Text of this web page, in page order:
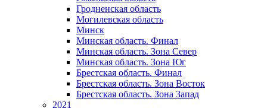
Гродненская область
Могилевская область
Минск
Mинская область. Финал
Минская область. Зона Север
Минская область. Зона Юг
Брестская область. Финал
Брестская область. Зона Восток
Брестская область. Зона Запад
2021